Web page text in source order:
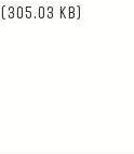
(305.03 KB)